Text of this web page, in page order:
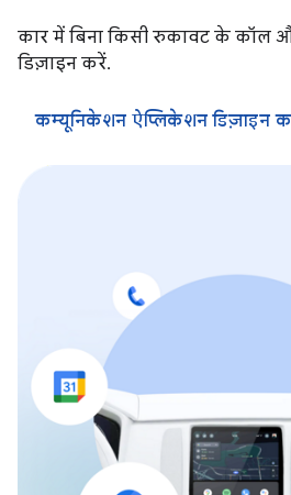
कार में बिना किसी रुकावट के कॉल
डिज़ाइन करें.
कम्यूनिकेशन ऐप्लिकेशन डिज़ाइन